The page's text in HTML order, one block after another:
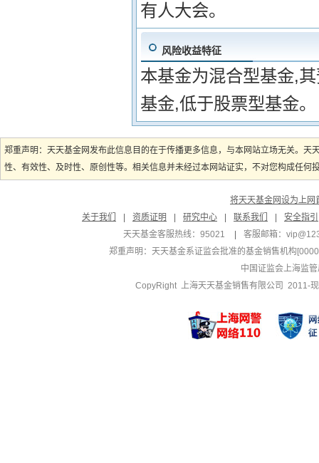
有人大会。
风险收益特征
本基金为混合型基金,
基金,低于股票型基金。
郑重声明：天天基金网发布此信息目的在于传播更多信息，与本网站立场无关。
性、有效性、及时性、原创性等。相关信息并未经过本网站证实，不对您构成任
将天天基金网设为上网
关于我们
资质证明 研究中心 联系我们
安全指引
天天基金客服热线：95021
客服邮箱：
郑重声明：天天基金系证监会批准的基金销售机构
中国证监会上海监
CopyRight 上海天天基金销售有限公司 2011-